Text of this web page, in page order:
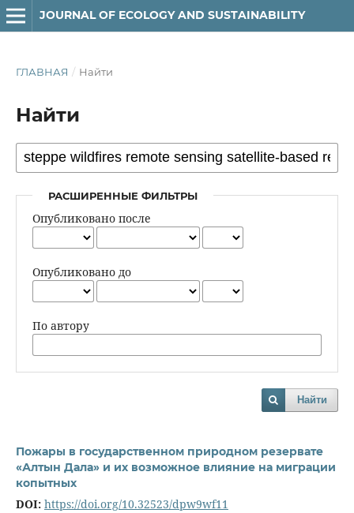
JOURNAL OF ECOLOGY AND SUSTAINABILITY
ГЛАВНАЯ / Найти
Найти
РАСШИРЕННЫЕ ФИЛЬТРЫ
Опубликовано после
Опубликовано до
По автору
Найти
Пожары в государственном природном резервате
«Алтын Дала» и их возможное влияние на миграции
копытных
DOI: https://doi.org/10.32523/dpw9wf11